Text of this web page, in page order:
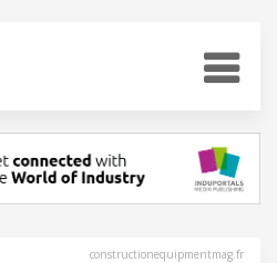
constructionequipmentmag.fr